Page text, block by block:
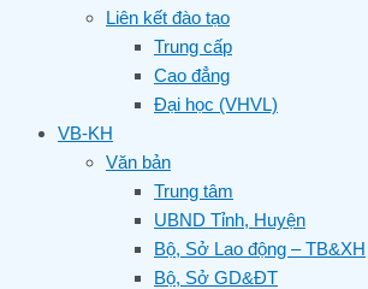
Liên kết đào tạo
Trung cấp
Cao đẳng
Đại học (VHVL)
VB-KH
Văn bản
Trung tâm
UBND Tỉnh, Huyện
Bộ, Sở Lao động – TB&XH
Bộ, Sở GD&ĐT